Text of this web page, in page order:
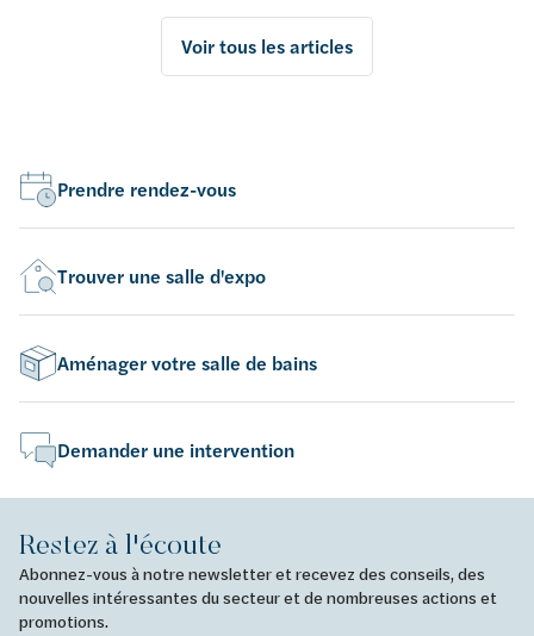
Voir tous les articles
Prendre rendez-vous
Trouver une salle d'expo
Aménager votre salle de bains
Demander une intervention
Restez à l'écoute
Abonnez-vous à notre newsletter et recevez des conseils, des
nouvelles intéressantes du secteur et de nombreuses actions et
promotions.